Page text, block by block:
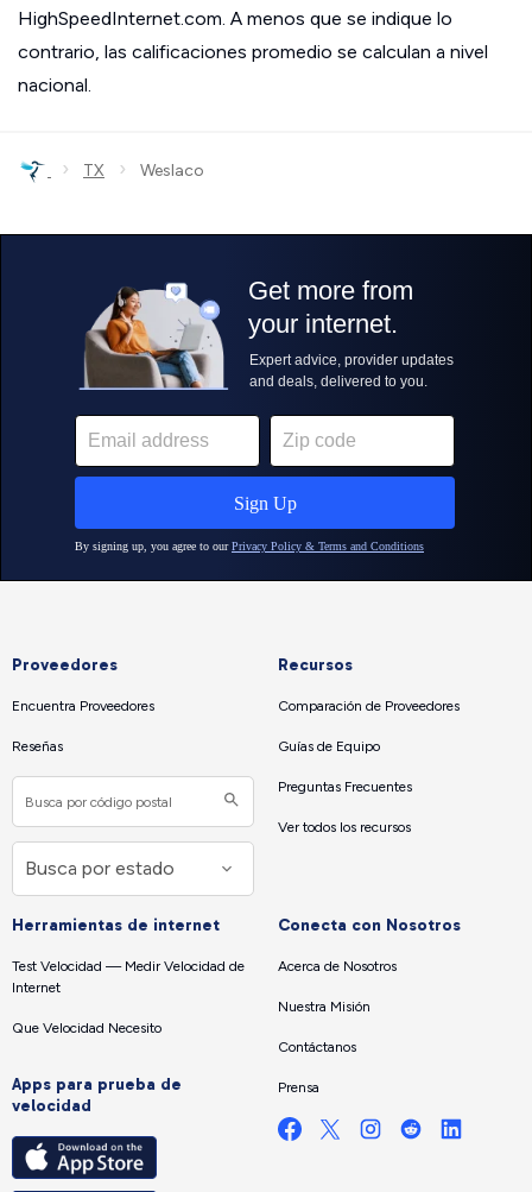
HighSpeedInternet.com. A menos que se indique lo
contrario, las calificaciones promedio se calculan a nivel
nacional.
› TX › Weslaco
Proveedores
Encuentra Proveedores
Reseñas
Recursos
Comparación de Proveedores
Guías de Equipo
Preguntas Frecuentes
Ver todos los recursos
Herramientas de internet
Test Velocidad — Medir Velocidad de
Internet
Que Velocidad Necesito
Apps para prueba de
velocidad
Conecta con Nosotros
Acerca de Nosotros
Nuestra Misión
Contáctanos
Prensa